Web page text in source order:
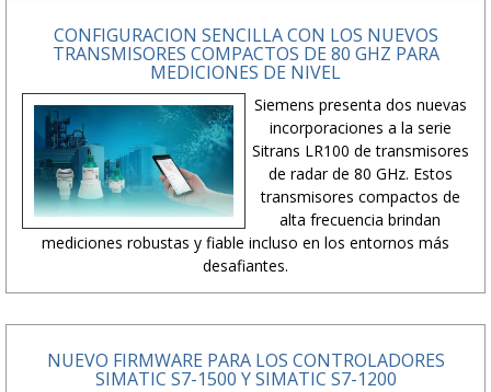
CONFIGURACION SENCILLA CON LOS NUEVOS
TRANSMISORES COMPACTOS DE 80 GHZ PARA
MEDICIONES DE NIVEL
Siemens presenta dos nuevas
incorporaciones a la serie
Sitrans LR100 de transmisores
de radar de 80 GHz. Estos
transmisores compactos de
alta frecuencia brindan
mediciones robustas y fiable incluso en los entornos más
desafiantes.
NUEVO FIRMWARE PARA LOS CONTROLADORES
SIMATIC S7-1500 Y SIMATIC S7-1200